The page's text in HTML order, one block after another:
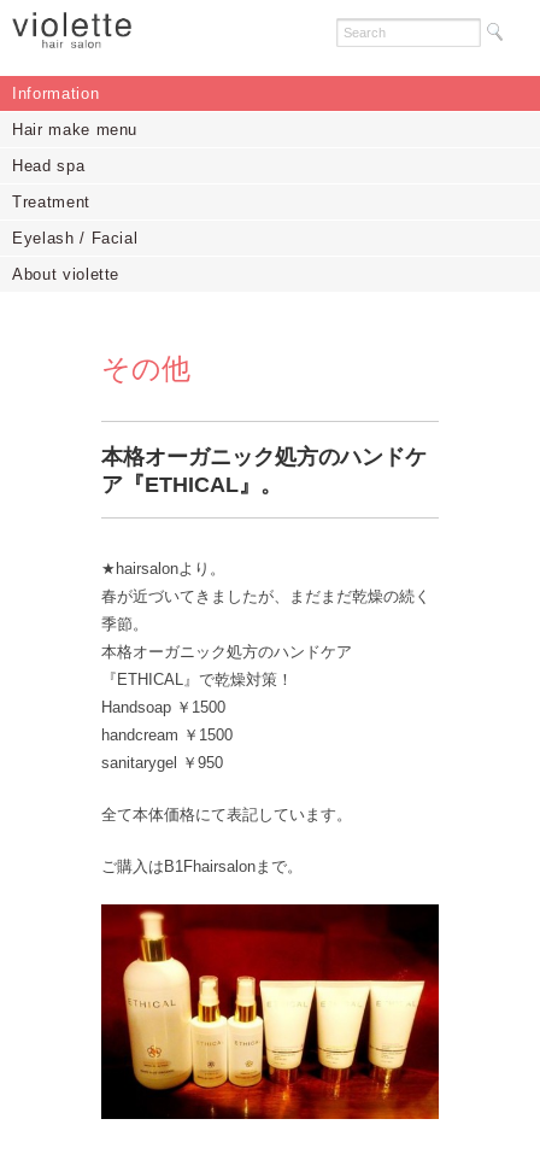
Information
Hair make menu
Head spa
Treatment
Eyelash / Facial
About violette
その他
本格オーガニック処方のハンドケ
ア『ETHICAL』。
★hairsalonより。
春が近づいてきましたが、まだまだ乾燥の続く
季節。
本格オーガニック処方のハンドケア
『ETHICAL』で乾燥対策！
Handsoap ￥1500
handcream ￥1500
sanitarygel ￥950
全て本体価格にて表記しています。
ご購入はB1Fhairsalonまで。